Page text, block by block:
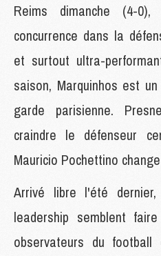
Reims dimanche (4-
concurrence dans la
et surtout ultra-
saison, Marquinhos est
garde parisienne.
craindre le défenseur
Mauricio Pochettino
Arrivé libre l'été
leadership semblent
observateurs du